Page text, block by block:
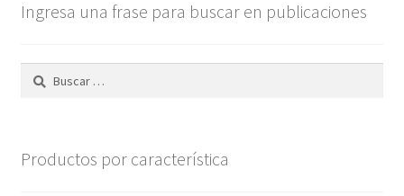
Ingresa una frase para buscar en publicaciones
Buscar:
Productos por característica